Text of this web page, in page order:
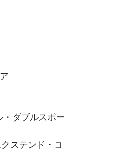
ダブルスポー
ステンド・コ